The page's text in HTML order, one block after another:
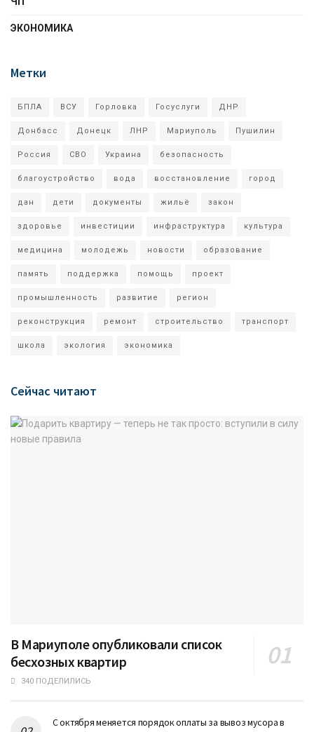
ЭКОНОМИКА
Метки
БПЛА ВСУ Горловка Госуслуги ДНР
Донбасс Донецк ЛНР Мариуполь Пушилин
Россия СВО Украина безопасность
благоустройство вода восстановление город
дан дети документы жильё закон
здоровье инвестиции инфраструктура культура
медицина молодежь новости образование
память поддержка помощь проект
промышленность развитие регион
реконструкция ремонт строительство транспорт
школа экология экономика
Сейчас читают
В Мариуполе опубликовали список
бесхозных квартир
340 ПОДЕЛИЛИСЬ
С октября меняется порядок оплаты за вывоз мусора в